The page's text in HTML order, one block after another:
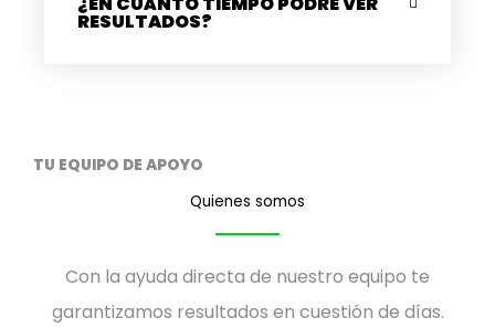
RESULTADOS?
TU EQUIPO DE APOYO
Quienes somos
Con la ayuda directa de nuestro equipo te
garantizamos resultados en cuestión de días.